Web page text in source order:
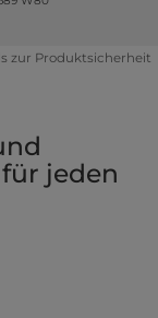
zur Produktsicherheit
jeden